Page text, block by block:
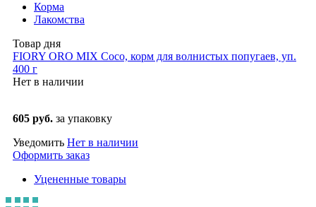
Корма
Лакомства
Товар дня
FIORY ORO MIX Coco, корм для волнистых попугаев, уп.
400 г
Нет в наличии
605 руб. за упаковку
Уведомить Нет в наличии
Оформить заказ
Уцененные товары